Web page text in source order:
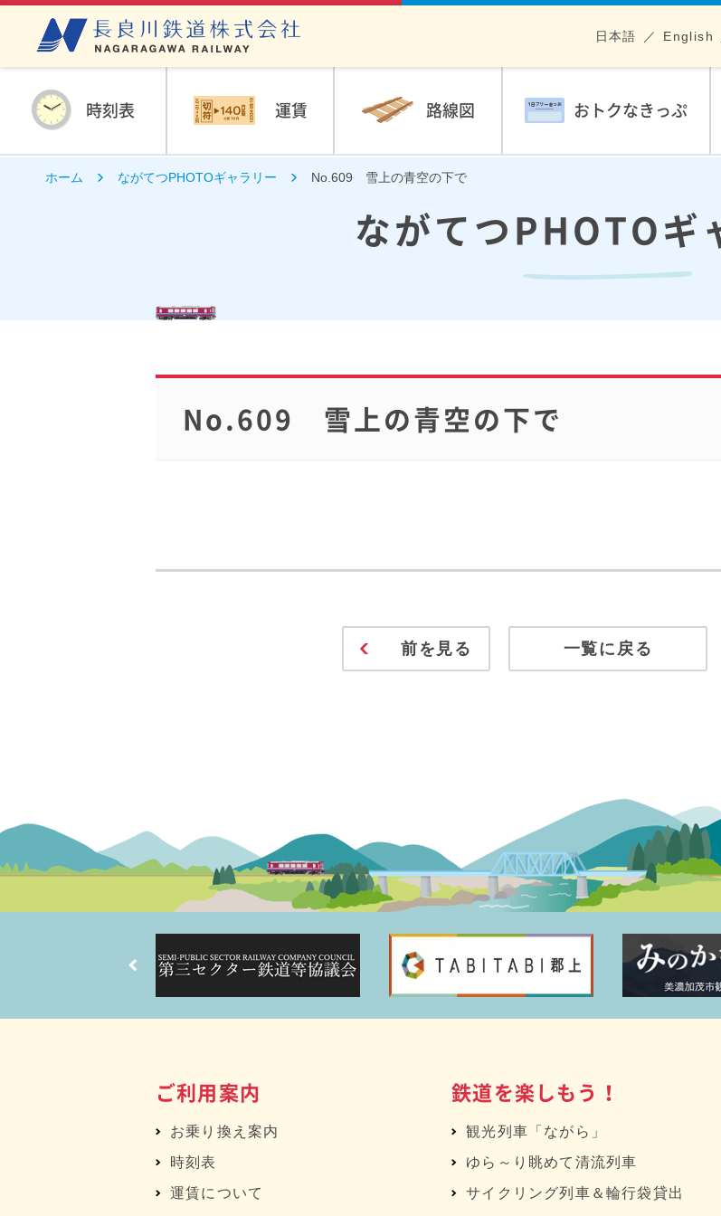
時刻表 運賃 路線図 おトクなきっぷ
日本語 English
ホーム ながてつPHOTOギャラリー No.609 雪上の青空の下で
ながてつPHOTOギ
No.609 雪上の青空の下で
前を見る 一覧に戻る
ご利用案内
お乗り換え案内
時刻表
運賃について
鉄道を楽しもう！
観光列車「ながら」
ゆら～り眺めて清流列車
サイクリング列車＆輪行袋貸出